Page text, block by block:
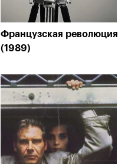
Французская революция
(1989)